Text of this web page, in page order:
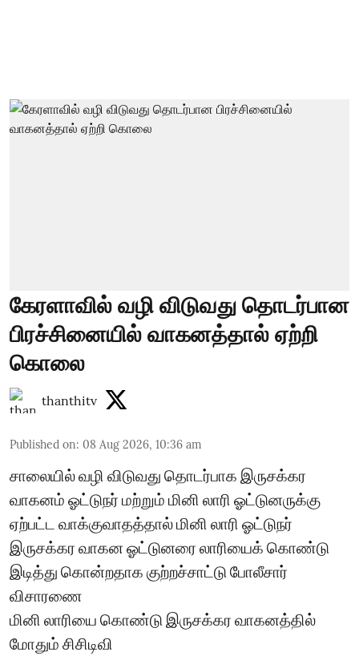
கேரளாவில் வழி விடுவது தொடர்பான
பிரச்சினையில் வாகனத்தால் ஏற்றி
கொலை
thanthitv
Published on: 08 Aug 2026, 10:36 am
சாலையில் வழி விடுவது தொடர்பாக இருசக்கர
வாகனம் ஓட்டுநர் மற்றும் மினி லாரி ஓட்டுனருக்கு
ஏற்பட்ட வாக்குவாதத்தால் மினி லாரி ஓட்டுநர்
இருசக்கர வாகன ஓட்டுனரை லாரியைக் கொண்டு
இடித்து கொன்றதாக குற்றச்சாட்டு போலீசார்
விசாரணை
மினி லாரியை கொண்டு இருசக்கர வாகனத்தில்
மோதும் சிசிடிவி